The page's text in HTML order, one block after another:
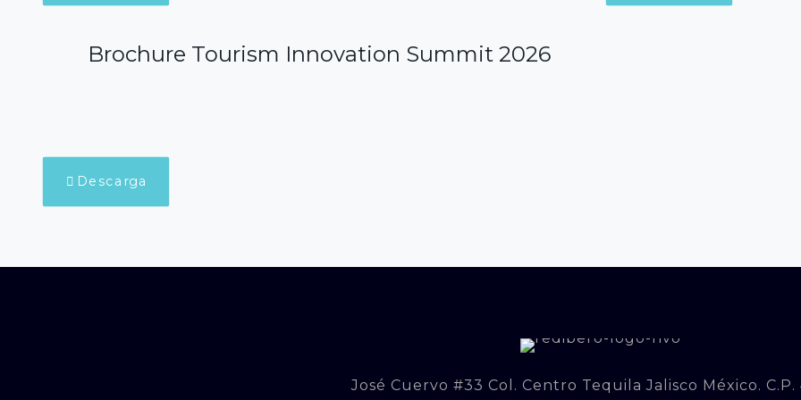
Brochure Tourism Innovation Summit 2026
Descarga
José Cuervo #33 Col. Centro Tequila Jalisco México. C.P.